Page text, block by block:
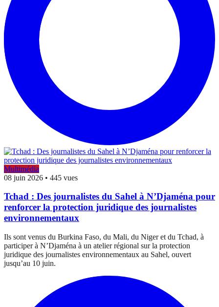
Multimédia
08 juin 2026 • 445 vues
Tchad : Des journalistes du Sahel à N’Djaména pour
renforcer la protection juridique des journalistes
environnementaux
Ils sont venus du Burkina Faso, du Mali, du Niger et du Tchad, à
participer à N’Djaména à un atelier régional sur la protection
juridique des journalistes environnementaux au Sahel, ouvert
jusqu’au 10 juin.